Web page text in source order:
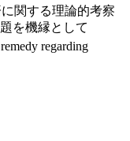
関する理論的考察
を機縁として
regarding